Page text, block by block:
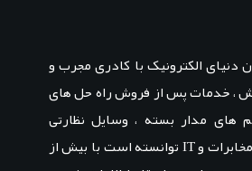
الکترونیک با کادری مجرب و
، خدمات پس از فروش راه حل های
های مدار بسته ، وسایل نظارتی
ساختمان و تجهیزات شبکه ، مخابرات و IT توانسته است با بیش از